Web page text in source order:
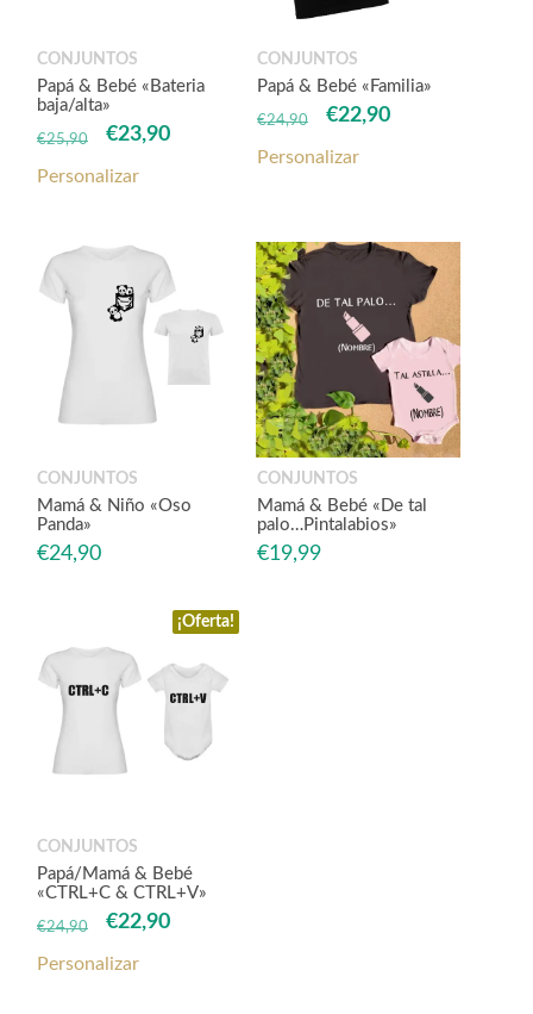
CONJUNTOS
Papá & Bebé «Bateria
baja/alta»
€25,90
El
€25,90.
€23,90El
Personalizar
CONJUNTOS
Papá & Bebé «Familia»
€24,90
El
€22,90El
Personalizar
CONJUNTOS
Mamá & Niño «Oso
Panda»
€24,90
CONJUNTOS
Mamá & Bebé «De tal
palo…Pintalabios»
€19,99
¡Oferta!
CONJUNTOS
Papá/Mamá & Bebé
«CTRL+C & CTRL+V»
€24,90
El
€22,90El
Personalizar